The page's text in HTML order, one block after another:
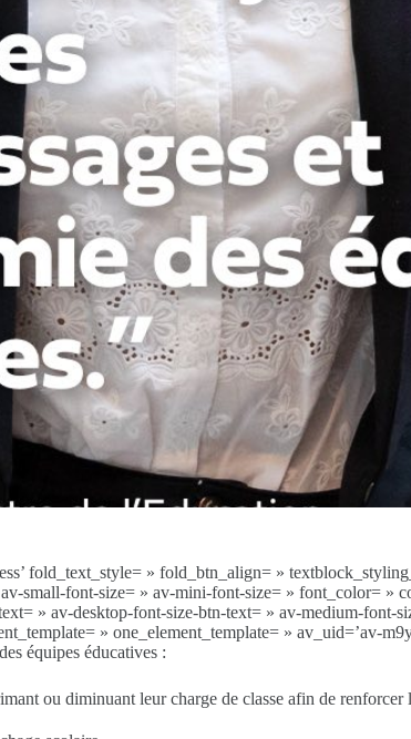
fold_text_style= » fold_btn_align= »
small-font-size= » av-mini-font-size= » font_color= »
» av-desktop-font-size-btn-text= » av-medium-font-
» one_element_template= » av_uid=’av-
équipes éducatives :
ou diminuant leur charge de classe afin de